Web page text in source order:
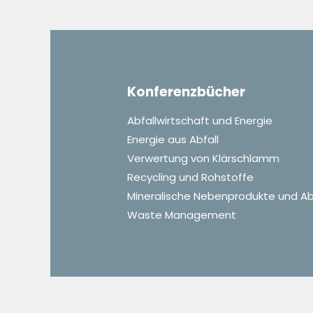
Konferenzbücher
Abfallwirtschaft und Energie
Energie aus Abfall
Verwertung von Klärschlamm
Recycling und Rohstoffe
Mineralische Nebenprodukte und
Waste Management